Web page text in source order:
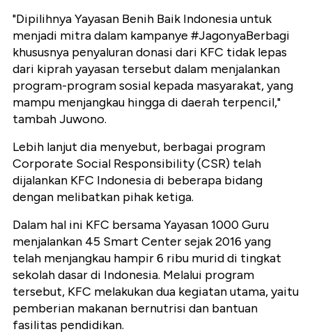
"Dipilihnya Yayasan Benih Baik Indonesia untuk
menjadi mitra dalam kampanye #JagonyaBerbagi
khususnya penyaluran donasi dari KFC tidak lepas
dari kiprah yayasan tersebut dalam menjalankan
program-program sosial kepada masyarakat, yang
mampu menjangkau hingga di daerah terpencil,"
tambah Juwono.
Lebih lanjut dia menyebut, berbagai program
Corporate Social Responsibility (CSR) telah
dijalankan KFC Indonesia di beberapa bidang
dengan melibatkan pihak ketiga.
Dalam hal ini KFC bersama Yayasan 1000 Guru
menjalankan 45 Smart Center sejak 2016 yang
telah menjangkau hampir 6 ribu murid di tingkat
sekolah dasar di Indonesia. Melalui program
tersebut, KFC melakukan dua kegiatan utama, yaitu
pemberian makanan bernutrisi dan bantuan
fasilitas pendidikan.